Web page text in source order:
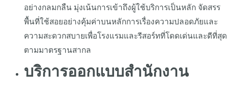
อย่างกลมกลืน มุ่งเน้นการเข้าถึงผู้ใช้บริการเป็นหลัก จัดสรร
พื้นที่ใช้สอยอย่างคุ้มค่าบนหลักการเรื่องความปลอดภัยและ
ความสะดวกสบายเพื่อโรงแรมและรีสอร์ทที่โดดเด่นและดีที่สุด
ตามมาตรฐานสากล
บริการออกแบบสำนักงาน